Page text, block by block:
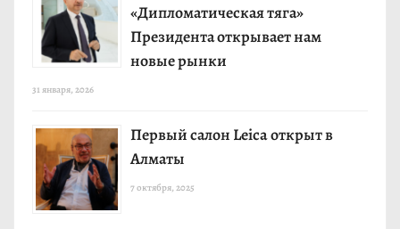
«Дипломатическая тяга»
Президента открывает нам
новые рынки
31 января, 2026
Первый салон Leica открыт в
Алматы
7 октября, 2025